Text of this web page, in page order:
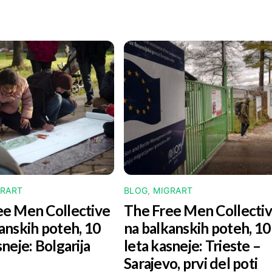
Men Collective
poteh, 10
Bolgarija
BLOG, MIGRART
The Free Men
na balkanskih poteh, 10
leta kasneje: Trieste –
Sarajevo, prvi del poti